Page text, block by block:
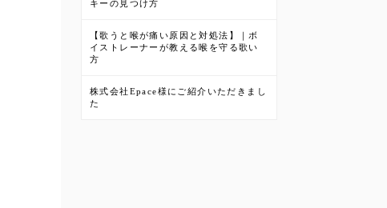
キーの見つけ方
【歌うと喉が痛い原因と対処法】｜ボ
イストレーナーが教える喉を守る歌い
方
株式会社Epace様にご紹介いただきまし
た